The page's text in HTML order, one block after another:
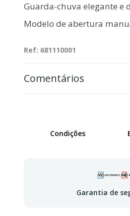
Guarda-chuva elegante e
Modelo de abertura
Ref: 681110001
Comentários
Condições
Garantia de